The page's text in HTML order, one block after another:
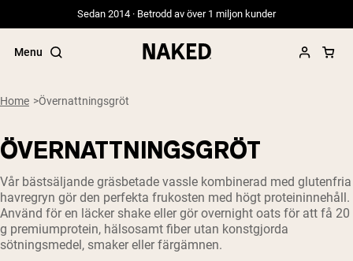
Sedan 2014 · Betrodd av över 1 miljon kunder
Menu
Populära söktermer
”Protein Powder“
”Overnight Oats“
”Vegan protein“
”Collagen“
”Micellar Casein“
Home Övernattningsgröt
ÖVERNATTNINGSGRÖT
Vår bästsäljande gräsbetade vassle kombinerad med glutenfria
havregryn gör den perfekta frukosten med högt proteininnehåll.
Använd för en läcker shake eller gör overnight oats för att få 20
g premiumprotein, hälsosamt fiber utan konstgjorda
sötningsmedel, smaker eller färgämnen.
Blueberry Chocolate Peanut Butter